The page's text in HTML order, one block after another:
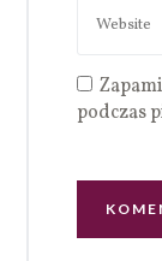
podczas